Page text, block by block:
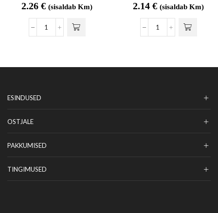
2.26 € (sisaldab Km) 2.14 € (sisaldab Km)
ESINDUSED
OSTJALE
PAKKUMISED
TINGIMUSED